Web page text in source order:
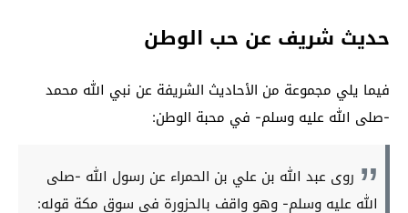
حديث شريف عن حب الوطن
فيما يلي مجموعة من الأحاديث الشريفة عن نبي الله محمد
-صلى الله عليه وسلم- في محبة الوطن:
روى عبد الله بن علي بن الحمراء عن رسول الله -صلى
الله عليه وسلم- وهو واقف بالحزورة في سوق مكة قوله: